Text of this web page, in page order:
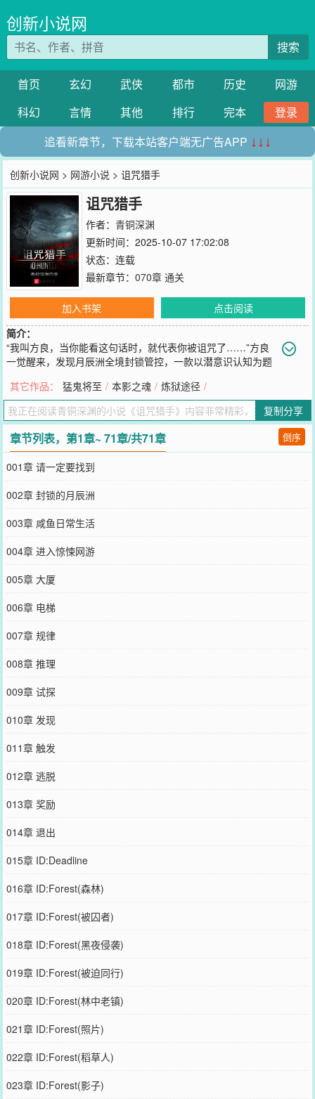
创新小说网
搜索
首页 玄幻 武侠 都市 历史
网游
科幻
言情 其他 排行 完本
登录
追看新章节，下载本站客户端无广告APP ↓↓↓
创新小说网 > 网游小说 > 诅咒猎手
诅咒猎手
作者： 青铜深渊
更新时间：2025-10-07 17:02:08
状态：连载
最新章节： 070章 通关
加入书架
点击阅读
简介：
“我叫方良，当你能看这句话时，就代表你被诅咒了……”方良
一觉醒来，发现月辰洲全境封锁管控，一款以潜意识认知为题
诅咒才能对抗诅咒。三、观察诅咒的规律。四、当你凝视诅咒的时
候，诅咒也在凝视你。只要在近乎无解的副本里活到通关，就能得到
信用资源、住宅分配、工作岗位、甚至是“上岸”资格！然而一切真有
这么简单吗？一根断开的红线，一个活下去的理由，这是一个在诅咒
中不断寻找救赎的故事。
您要是觉得《
诅咒猎手
里的朋友推荐哦！
其它作品： 猛鬼将至 / 本影之魂 / 炼狱途径 /
复制分享
章节列表，第1章~ 71章/共71章 倒序
001章 请一定要找到
002章 封锁的月辰洲
003章 咸鱼日常生活
004章 进入惊悚网游
005章 大厦
006章 电梯
007章 规律
008章 推理
009章 试探
010章 发现
011章 触发
012章 逃脱
013章 奖励
014章 退出
015章 ID:Deadline
016章 ID:Forest(森林)
017章 ID:Forest(被囚者)
018章 ID:Forest(黑夜侵袭)
019章 ID:Forest(被迫同行)
020章 ID:Forest(林中老镇)
021章 ID:Forest(照片)
022章 ID:Forest(稻草人)
023章 ID:Forest(影子)